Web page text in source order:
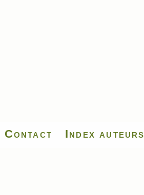
Contact Index auteurs